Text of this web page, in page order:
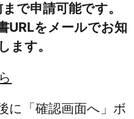
で申請可能です。
URLをメールでお知
ます。
に「確認画面へ」ボ